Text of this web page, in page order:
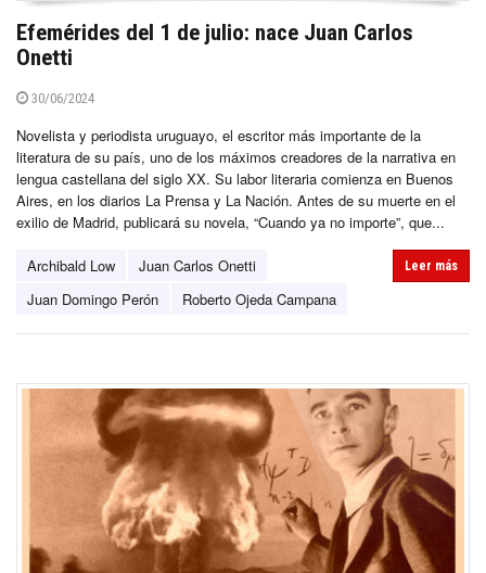
Efemérides del 1 de julio: nace Juan Carlos
Onetti
30/06/2024
Novelista y periodista uruguayo, el escritor más importante de la
literatura de su país, uno de los máximos creadores de la narrativa en
lengua castellana del siglo XX. Su labor literaria comienza en Buenos
Aires, en los diarios La Prensa y La Nación. Antes de su muerte en el
exilio de Madrid, publicará su novela, “Cuando ya no importe”, que...
Archibald Low
Juan Carlos Onetti
Juan Domingo Perón
Roberto Ojeda Campana
Leer más